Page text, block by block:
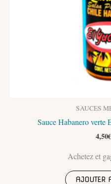
SAUCES
Sauce Habanero verte
4,50€
Achetez et
AJOUTER